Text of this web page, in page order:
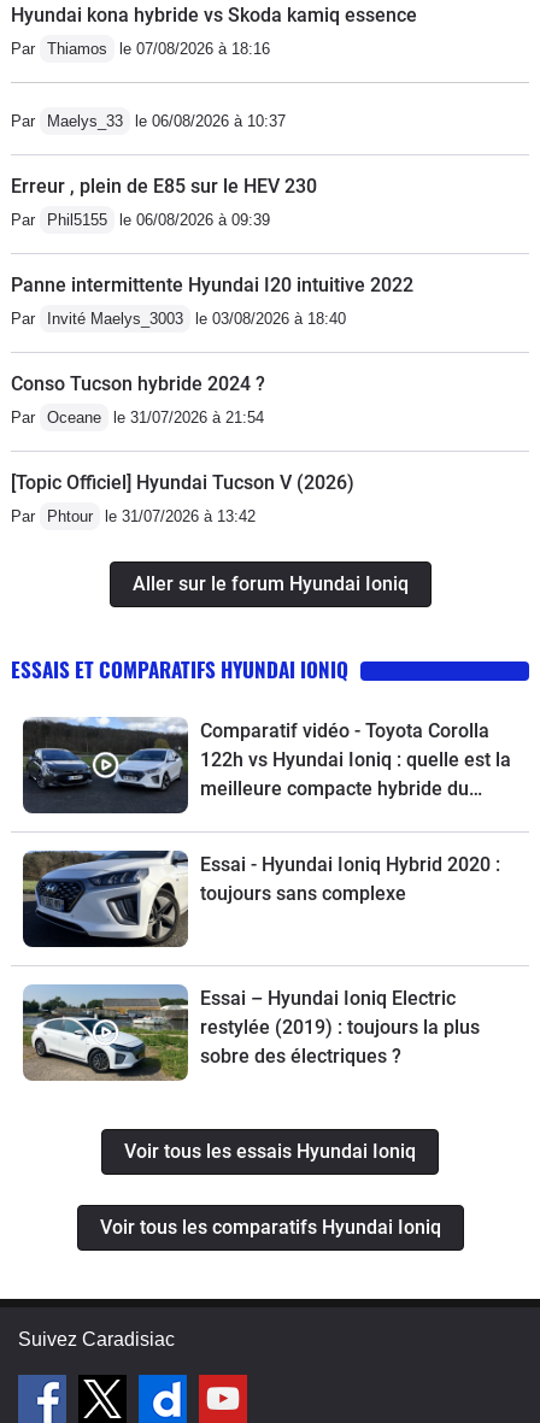
Hyundai kona hybride vs Skoda kamiq essence
Par Thiamos le 07/08/2026 à 18:16
Par Maelys_33 le 06/08/2026 à 10:37
Erreur , plein de E85 sur le HEV 230
Par Phil5155 le 06/08/2026 à 09:39
Panne intermittente Hyundai I20 intuitive 2022
Par Invité Maelys_3003 le 03/08/2026 à 18:40
Conso Tucson hybride 2024 ?
Par Oceane le 31/07/2026 à 21:54
[Topic Officiel] Hyundai Tucson V (2026)
Par Phtour le 31/07/2026 à 13:42
Aller sur le forum Hyundai Ioniq
ESSAIS ET COMPARATIFS HYUNDAI IONIQ
Comparatif vidéo - Toyota Corolla
122h vs Hyundai Ioniq : quelle est la
meilleure compacte hybride du
Essai - Hyundai Ioniq Hybrid 2020 :
toujours sans complexe
Essai – Hyundai Ioniq Electric
restylée (2019) : toujours la plus
sobre des électriques ?
Voir tous les essais Hyundai Ioniq
Voir tous les comparatifs Hyundai Ioniq
Suivez Caradisiac